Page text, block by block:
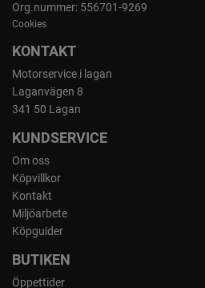
Org.nummer: 556701-9269
Cookies
KONTAKT
Motorservice i lagan
Laganvägen 8
341 50 Lagan
KUNDSERVICE
Om oss
Köpvillkor
Kontakt
Miljöarbete
Köpguider
BUTIKEN
Öppettider